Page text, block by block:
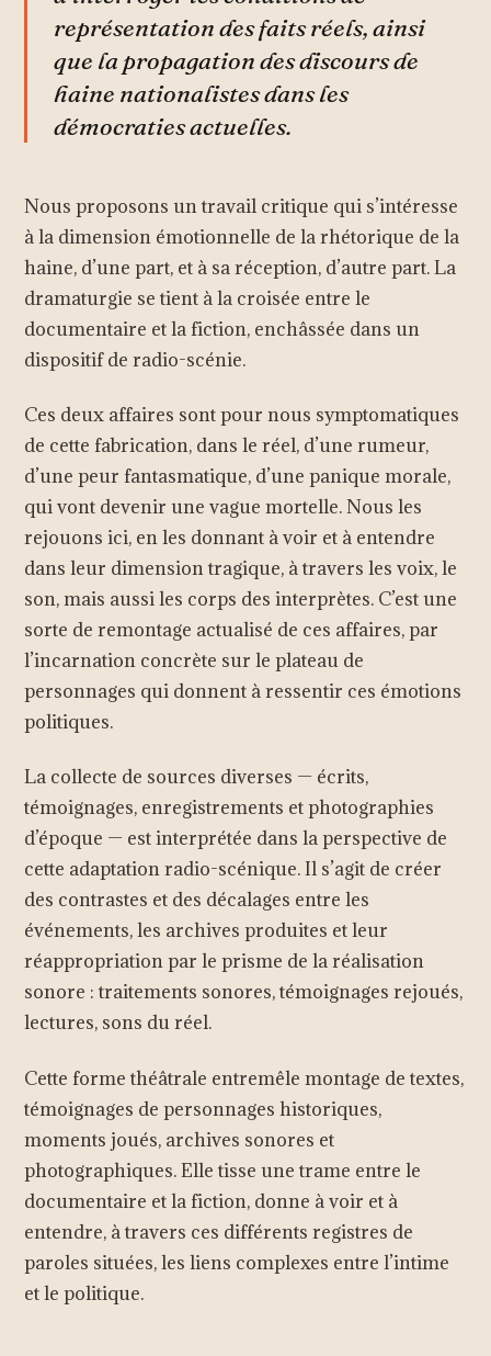
représentation des faits réels, ainsi
que la propagation des discours de
haine nationalistes dans les
démocraties actuelles.
Nous proposons un travail critique qui s’intéresse
à la dimension émotionnelle de la rhétorique de la
haine, d’une part, et à sa réception, d’autre part. La
dramaturgie se tient à la croisée entre le
documentaire et la fiction, enchâssée dans un
dispositif de radio-scénie.
Ces deux affaires sont pour nous symptomatiques
de cette fabrication, dans le réel, d’une rumeur,
d’une peur fantasmatique, d’une panique morale,
qui vont devenir une vague mortelle. Nous les
rejouons ici, en les donnant à voir et à entendre
dans leur dimension tragique, à travers les voix, le
son, mais aussi les corps des interprètes. C’est une
sorte de remontage actualisé de ces affaires, par
l’incarnation concrète sur le plateau de
personnages qui donnent à ressentir ces émotions
politiques.
La collecte de sources diverses — écrits,
témoignages, enregistrements et photographies
d’époque — est interprétée dans la perspective de
cette adaptation radio-scénique. Il s’agit de créer
des contrastes et des décalages entre les
événements, les archives produites et leur
réappropriation par le prisme de la réalisation
sonore : traitements sonores, témoignages rejoués,
lectures, sons du réel.
Cette forme théâtrale entremêle montage de textes,
témoignages de personnages historiques,
moments joués, archives sonores et
photographiques. Elle tisse une trame entre le
documentaire et la fiction, donne à voir et à
entendre, à travers ces différents registres de
paroles situées, les liens complexes entre l’intime
et le politique.